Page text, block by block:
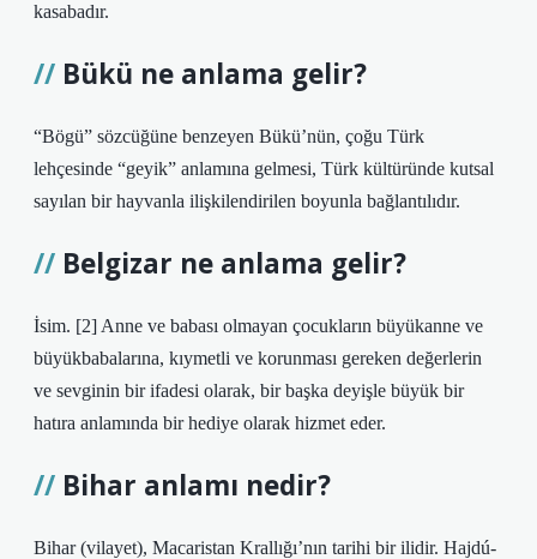
kasabadır.
Bükü ne anlama gelir?
“Bögü” sözcüğüne benzeyen Bükü’nün, çoğu Türk
lehçesinde “geyik” anlamına gelmesi, Türk kültüründe kutsal
sayılan bir hayvanla ilişkilendirilen boyunla bağlantılıdır.
Belgizar ne anlama gelir?
İsim. [2] Anne ve babası olmayan çocukların büyükanne ve
büyükbabalarına, kıymetli ve korunması gereken değerlerin
ve sevginin bir ifadesi olarak, bir başka deyişle büyük bir
hatıra anlamında bir hediye olarak hizmet eder.
Bihar anlamı nedir?
Bihar (vilayet), Macaristan Krallığı’nın tarihi bir ilidir. Hajdú-